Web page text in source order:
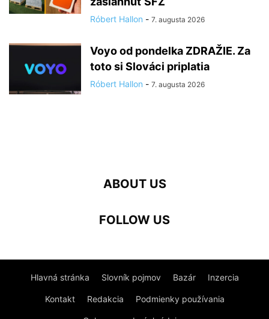
Róbert Hallon - 7. augusta 2026
Voyo od pondelka ZDRAŽIE. Za
toto si Slováci priplatia
Róbert Hallon - 7. augusta 2026
ABOUT US
FOLLOW US
Hlavná stránka Slovník pojmov Bazár Inzercia
Kontakt Redakcia Podmienky používania